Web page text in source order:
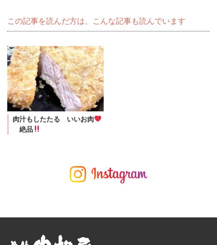
この記事を読んだ方は、こんな記事も読んでいます
肉汁もしたたる いいお肉
絶品